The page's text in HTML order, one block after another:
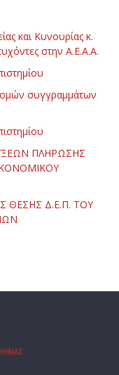
και Κυνουρίας κ.
στην Α.Ε.Α.Α.
συγγραμμάτων
ΠΛΗΡΩΣΗΣ
ΘΕΣΗΣ Δ.Ε.Π. ΤΟΥ